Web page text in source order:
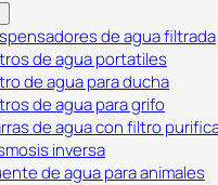
de agua filtrada
de agua portatiles
de agua para ducha
de agua para grifo
de agua con filtro
inversa
de agua para animales
Aluna
y Cloro para